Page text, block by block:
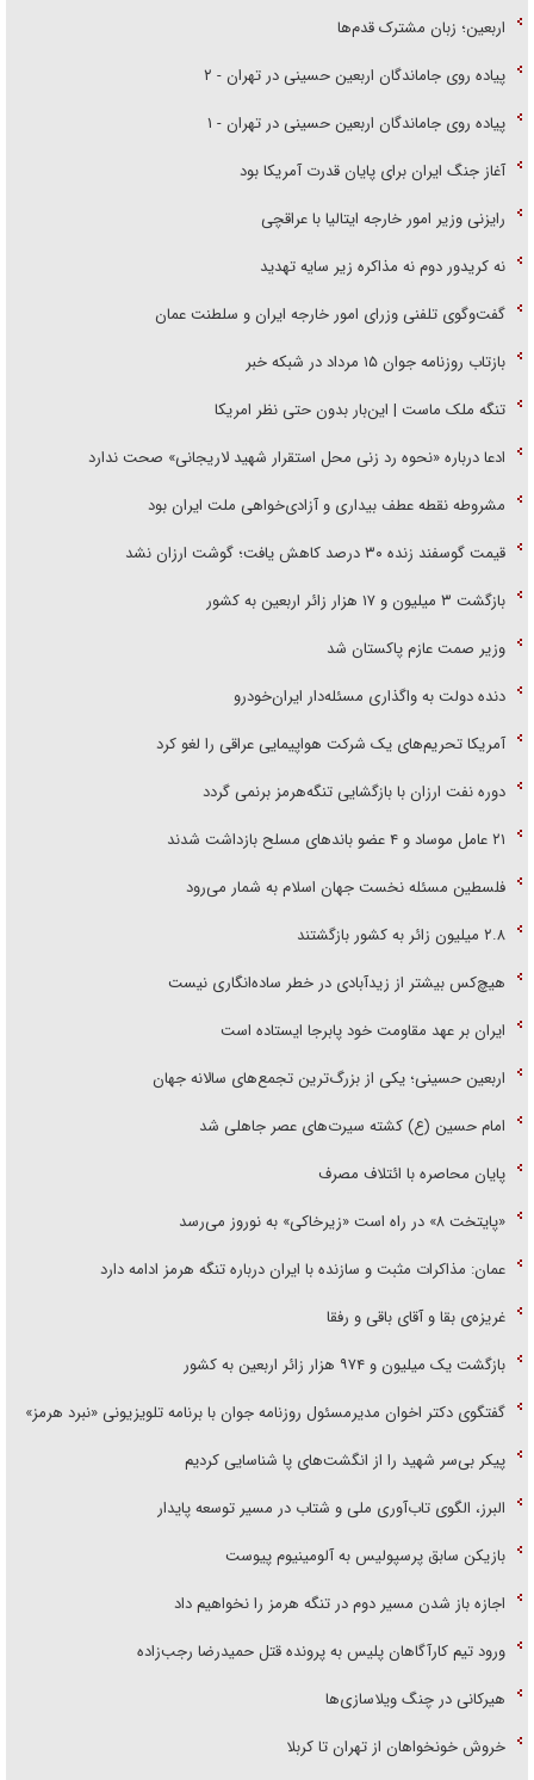
اربعین؛ زبان مشترک قدم‌ها
پیاده روی جاماندگان اربعین حسینی در تهران - ۲
پیاده روی جاماندگان اربعین حسینی در تهران - ۱
آغاز جنگ ایران برای پایان قدرت آمریکا بود
رایزنی وزیر امور خارجه ایتالیا با عراقچی
نه کریدور دوم نه مذاکره زیر سایه تهدید
گفت‌وگوی تلفنی وزرای امور خارجه ایران و سلطنت عمان
بازتاب روزنامه جوان ۱۵ مرداد در شبکه خبر
تنگه ملک ماست | این‌بار بدون حتی نظر امریکا
ادعا درباره «نحوه رد زنی محل استقرار شهید لاریجانی» صحت ندارد
مشروطه نقطه عطف بیداری و آزادی‌خواهی ملت ایران بود
قیمت گوسفند زنده ۳۰ درصد کاهش یافت؛ گوشت ارزان نشد
بازگشت ۳ میلیون و ۱۷ هزار زائر اربعین به کشور
وزیر صمت عازم پاکستان شد
دنده دولت به واگذاری مسئله‌دار ایران‌خودرو
آمریکا تحریم‌های یک شرکت هواپیمایی عراقی را لغو کرد
دوره نفت ارزان با بازگشایی تنگه‌هرمز برنمی گردد
۲۱ عامل موساد و ۴ عضو باند‌های مسلح بازداشت شدند
فلسطین مسئله نخست جهان اسلام به شمار می‌رود
۲.۸ میلیون زائر به کشور بازگشتند
هیچ‌کس بیشتر از زیدآبادی در خطر ساده‌انگاری نیست
ایران بر عهد مقاومت خود پابرجا ایستاده است
اربعین حسینی؛ یکی از بزرگ‌ترین تجمع‌های سالانه جهان
امام حسین (ع) کشته سیرت‌های عصر جاهلی شد
پایان محاصره با ائتلاف مصرف
«پایتخت ۸» در راه است «زیرخاکی» به نوروز می‌رسد
عمان: مذاکرات مثبت و سازنده با ایران درباره تنگه هرمز ادامه دارد
غریزه‌ی بقا و آقای باقی و رفقا
بازگشت یک میلیون و ۹۷۴ هزار زائر اربعین به کشور
گفتگوی دکتر اخوان مدیرمسئول روزنامه جوان با برنامه تلویزیونی «نبرد هرمز»
پیکر بی‌سر شهید را از انگشت‌های پا شناسایی کردیم
البرز، الگوی تاب‌آوری ملی و شتاب در مسیر توسعه پایدار
بازیکن سابق پرسپولیس به آلومینیوم پیوست
اجازه باز شدن مسیر دوم در تنگه هرمز را نخواهیم داد
ورود تیم کارآگاهان پلیس به پرونده قتل حمیدرضا رجب‌زاده
هیرکانی در چنگ ویلاسازی‌ها
خروش خونخواهان از تهران تا کربلا